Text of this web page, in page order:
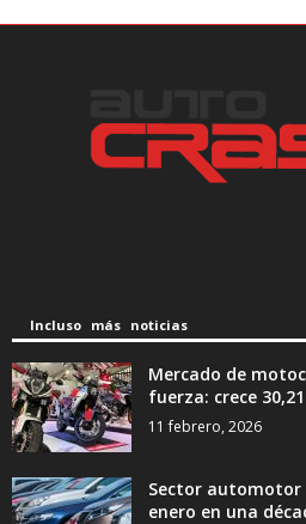
Incluso más noticias
Mercado de
fuerza: crece
11 febrero, 2026
Sector automotor
enero en una